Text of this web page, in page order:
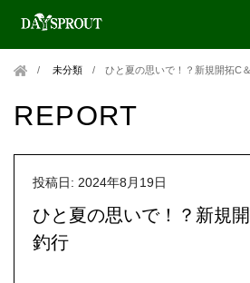
未分類 /ひと夏の思いで！？新規開拓C
REPORT
投稿日: 2024年8月19日
ひと夏の思いで！？新規
釣行